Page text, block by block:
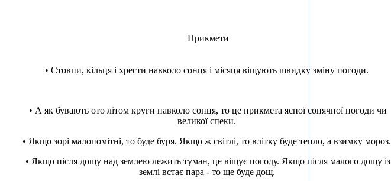
Прикмети
• Стовпи, кільця і хрести навколо сонця і місяця віщують швидку зміну погоди.
• А як бувають ото літом круги навколо сонця, то це прикмета ясної сонячної погоди чи
великої спеки.
• Якщо зорі малопомітні, то буде буря. Якщо ж світлі, то влітку буде тепло, а взимку мороз.
• Якщо після дощу над землею лежить туман, це віщує погоду. Якщо після малого дощу із
землі встає пара - то ще буде дощ.